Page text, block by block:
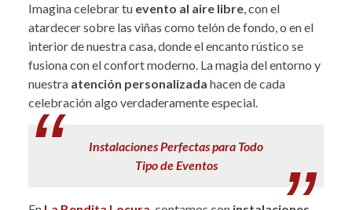
Imagina celebrar tu evento al aire libre, con el
atardecer sobre las viñas como telón de fondo, o en el
interior de nuestra casa, donde el encanto rústico se
fusiona con el confort moderno. La magia del entorno y
nuestra atención personalizada hacen de cada
celebración algo verdaderamente especial.
Instalaciones Perfectas para Todo
Tipo de Eventos